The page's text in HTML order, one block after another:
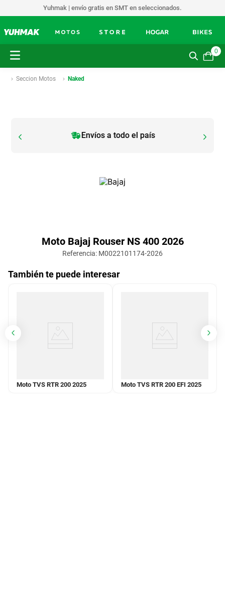
Yuhmak | envío gratis en SMT en seleccionados.
0
Seccion Motos Naked
Envíos a todo el país
Moto Bajaj Rouser NS 400 2026
Referencia: M0022101174-2026
También te puede interesar
Moto TVS RTR 200 2025 Moto TVS RTR 200 EFI 2025